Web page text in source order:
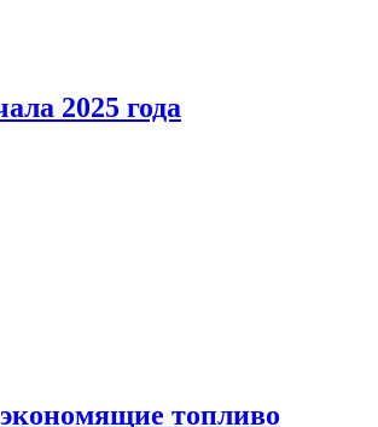
2025 года
топливо